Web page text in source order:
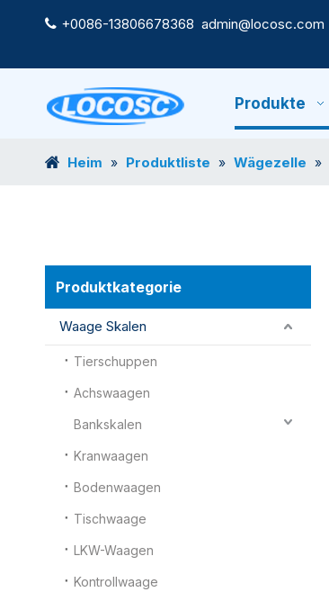
 +0086-13806678368 admin@locosc.com
Produkte
Heim » Produktliste » Wägezelle »
Produktkategorie
Waage Skalen
Tierschuppen
Achswaagen
Bankskalen
Kranwaagen
Bodenwaagen
Tischwaage
LKW-Waagen
Kontrollwaage